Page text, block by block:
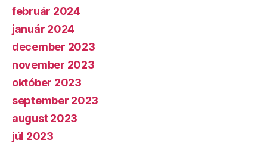
február 2024
január 2024
december 2023
november 2023
október 2023
september 2023
august 2023
júl 2023